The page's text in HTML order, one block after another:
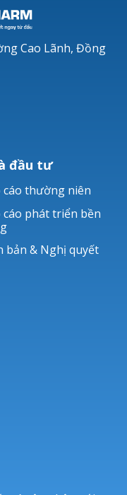
Cao Lãnh, Đồng
đầu tư
cáo thường niên
cáo phát triển bền
bản & Nghị quyết